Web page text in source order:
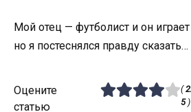
Мой отец — футболист и он
но я постеснялся правду сказать…
Оцените
статью
(
5)